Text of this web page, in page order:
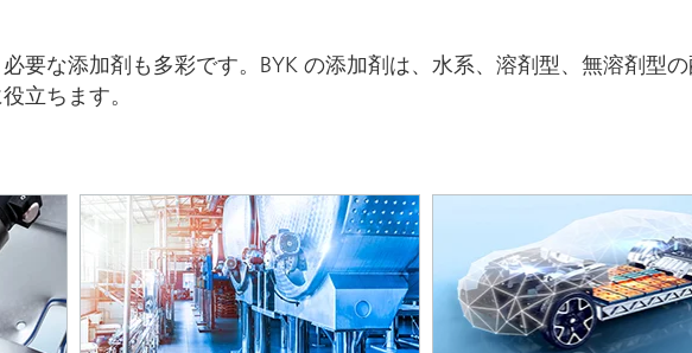
要な添加剤も多彩です。BYK の添加剤は、水系、溶剤型、無溶剤型
立ちます。